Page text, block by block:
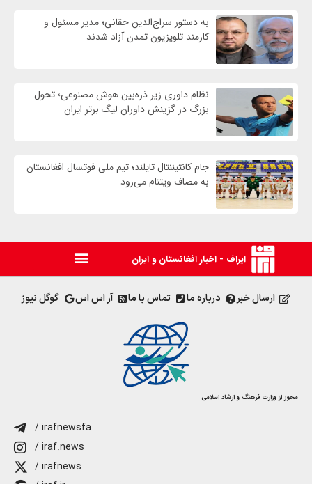
به دستور سراج‌الدین حقانی؛ مدیر مسئول و
کارمند تلویزیون تمدن آزاد شدند
نظام داوری زیر ذره‌بین هوش مصنوعی؛ تحول
بزرگ در گزینش داوران لیگ برتر ایران
جام کانتیننتال تایلند؛ تیم ملی فوتسال افغانستان
به مصاف ویتنام می‌رود
ایراف - اخبار افغانستان و ایران
ارسال خبر درباره ما تماس با ما آر اس اس گوگل نیوز
مجوز از وزارت فرهنگ و ارشاد اسلامی
/ irafnewsfa
/ iraf.news
/ irafnews